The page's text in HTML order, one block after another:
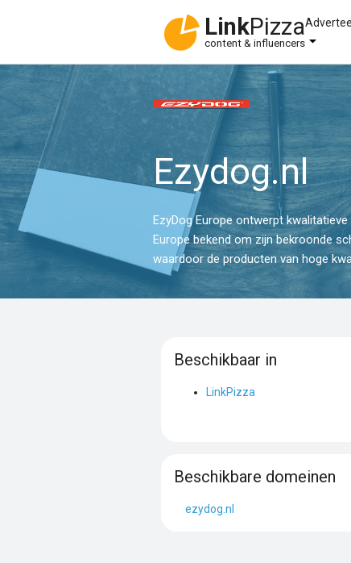
LinkPizza
content & influencers
Ezydog.nl
EzyDog Europe ontwerpt
Europe bekend om zijn bekroonde
waardoor de producten van hoge
Beschikbaar in
LinkPizza
Beschikbare domeinen
ezydog.nl